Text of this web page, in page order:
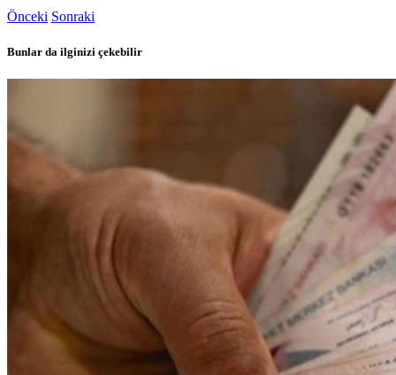
Önceki Sonraki
Bunlar da ilginizi çekebilir